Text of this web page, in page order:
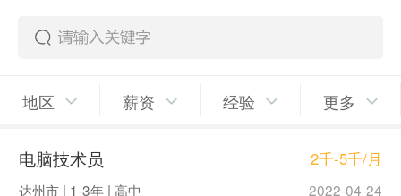
地区 薪资 经验 更多
电脑技术员 2千-5千/月
达州市 | 1-3年 | 高中 2022-04-24